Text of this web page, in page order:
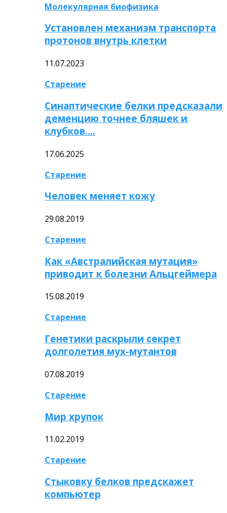
Молекулярная биофизика
Установлен механизм транспорта
протонов внутрь клетки
11.07.2023
Старение
Синаптические белки предсказали
деменцию точнее бляшек и
клубков….
17.06.2025
Старение
Человек меняет кожу
29.08.2019
Старение
Как «Австралийская мутация»
приводит к болезни Альцгеймера
15.08.2019
Старение
Генетики раскрыли секрет
долголетия мух-мутантов
07.08.2019
Старение
Мир хрупок
11.02.2019
Старение
Стыковку белков предскажет
компьютер